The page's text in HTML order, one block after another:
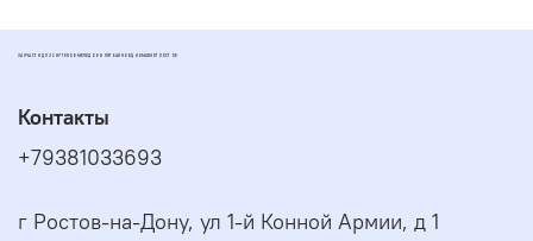
ЗАПЧАСТИ ДЛЯ СКУТЕРОВ МОПЕДОВ И ПИТБАЙКОВ ДИОМАРКЕТ РОСТОВ
Контакты
+79381033693
г Ростов-на-Дону, ул 1-й Конной Армии, д 1